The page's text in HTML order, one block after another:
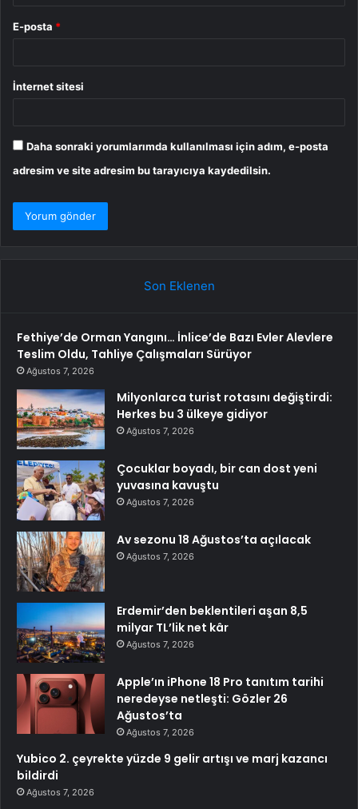
E-posta *
İnternet sitesi
Daha sonraki yorumlarımda kullanılması için adım, e-posta
adresim ve site adresim bu tarayıcıya kaydedilsin.
Son Eklenen
Fethiye’de Orman Yangını… İnlice’de Bazı Evler Alevlere
Teslim Oldu, Tahliye Çalışmaları Sürüyor
Ağustos 7, 2026
Milyonlarca turist rotasını değiştirdi:
Herkes bu 3 ülkeye gidiyor
Ağustos 7, 2026
Çocuklar boyadı, bir can dost yeni
yuvasına kavuştu
Ağustos 7, 2026
Av sezonu 18 Ağustos’ta açılacak
Ağustos 7, 2026
Erdemir’den beklentileri aşan 8,5
milyar TL’lik net kâr
Ağustos 7, 2026
Apple’ın iPhone 18 Pro tanıtım tarihi
neredeyse netleşti: Gözler 26
Ağustos’ta
Ağustos 7, 2026
Yubico 2. çeyrekte yüzde 9 gelir artışı ve marj kazancı
bildirdi
Ağustos 7, 2026